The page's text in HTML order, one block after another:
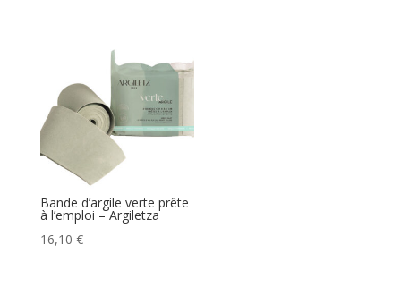
Bande d’argile verte prête
à l’emploi – Argiletza
16,10 €